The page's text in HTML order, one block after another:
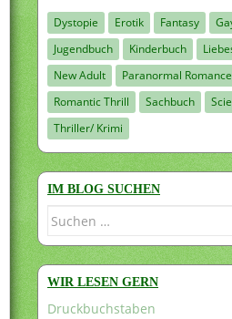
Dystopie Erotik Fantasy
Jugendbuch
Kinderbuch
New Adult
Paranormal Romance
Romantic Thrill
Sachbuch
Thriller/ Krimi
IM BLOG SUCHEN
Suchen
WIR LESEN GERN
Druckbuchstaben